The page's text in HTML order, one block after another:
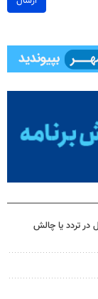
در تردد یا چالش